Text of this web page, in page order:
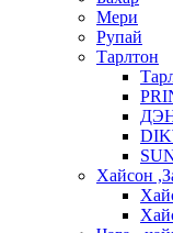
Мери
Рупай
Тарлтон
Хайсон